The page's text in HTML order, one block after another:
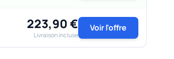
223,90 €
Livraison incluse
Voir l'offre